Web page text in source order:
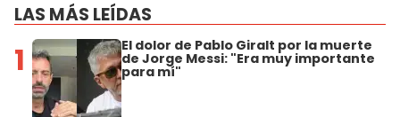
LAS MÁS LEÍDAS
1 El dolor de Pablo Giralt por la muerte
de Jorge Messi: "Era muy importante
para mí"